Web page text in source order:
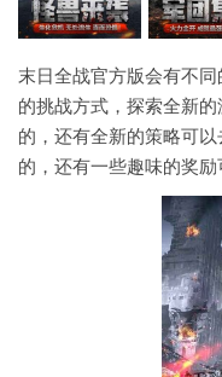
末日全战官方版会有不
的挑战方式，探索全新
的，还有全新的策略可
的，还有一些趣味的奖励